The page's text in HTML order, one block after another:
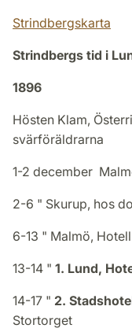
Strindbergskarta
Strindbergs tid i
1896
Hösten Klam,
svärföräldrarna
1-2 december
2-6 " Skurup, hos
6-13 " Malmö,
13-14 " 1. Lund,
14-17 " 2.
Stortorget